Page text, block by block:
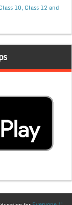
10, Class 12 and